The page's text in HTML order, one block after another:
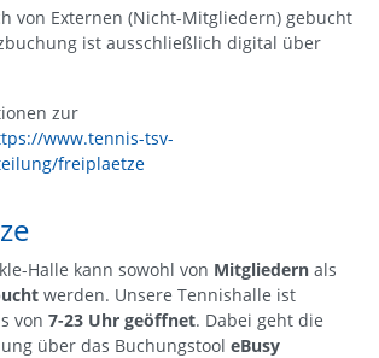
von Externen (Nicht-Mitgliedern) gebucht
ist ausschließlich digital über
zur
www.tennis-tsv-
freiplaetze
Halle kann sowohl von Mitgliedern als
werden. Unsere Tennishalle ist
von 7-23 Uhr geöffnet. Dabei geht die
über das Buchungstool eBusy